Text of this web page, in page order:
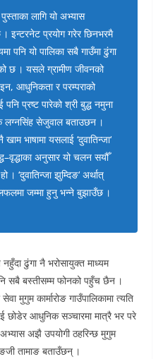
लागि यो अभ्यास
इन्टरनेट प्रयोग गरेर छिनभरमै
पनि यो पालिका सबै गाउँमा ढुंगा
छ । यसले ग्रामीण जीवनको
आधुनिकता र परम्पराको
पनि प्रष्ट पारेको श्री बुद्ध नमुना
लग्नसिंह सेजुवाल बताउछन ।
भाषामा यसलाई ‘दुवातिन्जा‘
अनुसार यो चलन सयौँ
। ‘दुवातिन्जा झुम्दिङ‘ अर्थात्
जम्मा हुनु भन्ने बुझाउँछ ।
ढुंगा नै भरोसायुक्त माध्यम
सबै बस्तीसम्म फोनको पहुँच छैन ।
मुगुम कार्मारोङ गाउँपालिकामा त्यति
छोडेर आधुनिक सञ्चारमा मात्रै भर परे
अझै उपयोगी ठहरिन्छ मुगुम
तामाङ बताउँछन् ।